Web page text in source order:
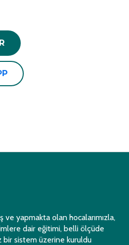
ve yapmakta olan hocalarımızla,
dair eğitimi, belli ölçüde
sistem üzerine kuruldu